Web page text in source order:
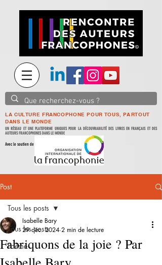
LA CULTURE FRANCOPHONE POUR TOUS, PARTOUT
DANS LE MONDE
UN RÉSEAU ET UNE PLATEFORME UNIQUES POUR LA DÉCOUVRABILITÉ DES LIVRES EN FRANÇAIS ET DES
AUTEURS FRANCOPHONES DANS LE MONDE
Avec le soutien de
Post
Tous les posts
Poème
Tous les posts
Fabriquons de la joie ? Par
Isabelle Bary
29 déc. 2024 2 min de lecture